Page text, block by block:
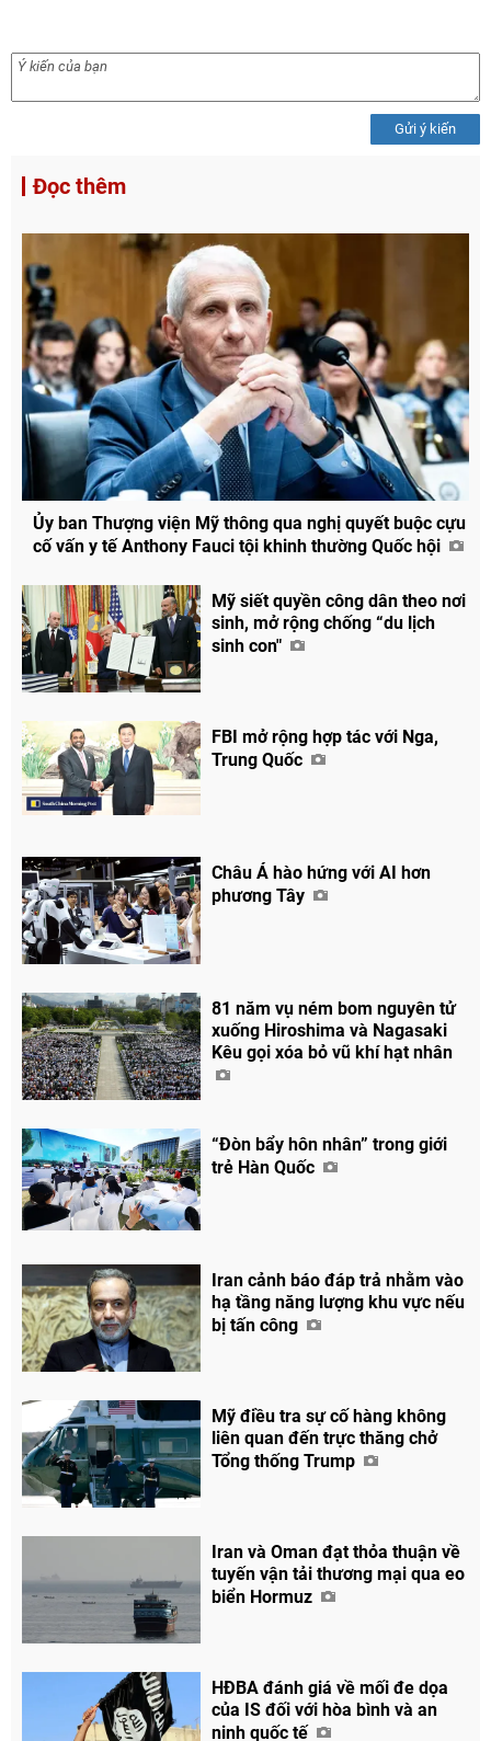
Chia sẻ
Facebook
Gửi ý kiến
Đọc thêm
Ủy ban Thượng viện Mỹ thông qua nghị quyết buộc cựu
cố vấn y tế Anthony Fauci tội khinh thường Quốc hội
Mỹ siết quyền công dân theo nơi
sinh, mở rộng chống “du lịch
sinh con"
FBI mở rộng hợp tác với Nga,
Trung Quốc
Châu Á hào hứng với AI hơn
phương Tây
81 năm vụ ném bom nguyên tử
xuống Hiroshima và Nagasaki
Kêu gọi xóa bỏ vũ khí hạt nhân
“Đòn bẩy hôn nhân” trong giới
trẻ Hàn Quốc
Iran cảnh báo đáp trả nhằm vào
hạ tầng năng lượng khu vực nếu
bị tấn công
Mỹ điều tra sự cố hàng không
liên quan đến trực thăng chở
Tổng thống Trump
Iran và Oman đạt thỏa thuận về
tuyến vận tải thương mại qua eo
biển Hormuz
HĐBA đánh giá về mối đe dọa
của IS đối với hòa bình và an
ninh quốc tế